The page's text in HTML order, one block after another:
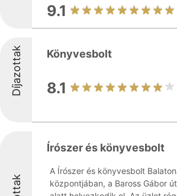
9.1
Díjazottak Könyvesbolt
8.1
Írószer és könyvesbolt
A Írószer és könyvesbolt
központjában, a Baross Gábor